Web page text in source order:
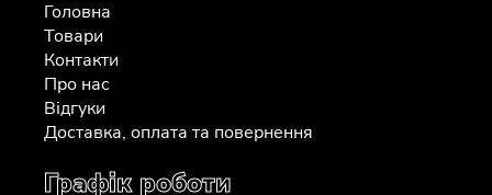
Головна
Товари
Контакти
Про нас
Відгуки
Доставка, оплата та повернення
Графік роботи